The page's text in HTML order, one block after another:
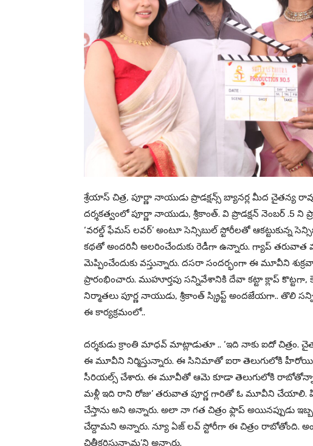
శ్రేయాస్ చిత్ర, పూర్ణా నాయుడు ప్రొడక్షన్స్ బ్యానర్ల మీద
దర్శకత్వంలో పూర్ణా నాయుడు, శ్రీకాంత్. వి ప్రొడక్షన్ నెంబర్ .5 ని
‘వరల్డ్ ఫేమస్ లవర్’ అంటూ సెన్సిబుల్ స్టోరీలతో ఆకట్టుకున్న
కథతో అందరినీ అలరించేందుకు రెడీగా ఉన్నారు. గ్యాప్ తరువాత
మెప్పించేందుకు వస్తున్నారు. దసరా సందర్భంగా ఈ మూవీని
ప్రారంభించారు. ముహూర్తపు సన్నివేశానికి దేవా కట్టా క్లాప్
నిర్మాతలు పూర్ణ నాయుడు, శ్రీకాంత్ స్క్రిప్ట్ అందజేయగా.. తొలి
ఈ కార్యక్రమంలో..
దర్శకుడు క్రాంతి మాధవ్ మాట్లాడుతూ .. ‘ఇది నాకు ఐదో చిత్రం.
ఈ మూవీని నిర్మిస్తున్నారు. ఈ సినిమాతో ఐరా తెలుగులోకి
సీరియల్స్‌ చేశారు. ఈ మూవీతో ఆమె కూడా తెలుగులోకి
మళ్లీ ఇది రాని రోజు’ తరువాత పూర్ణ గారితో ఓ మూవీని చేయాలి.
చేస్తాను అని అన్నారు. అలా నా గత చిత్రం ఫ్లాప్ అయినప్పుడు
చేద్దామని అన్నారు. న్యూ ఏజ్ లవ్ స్టోరీగా ఈ చిత్రం
చిత్రీకరిస్తున్నామ’ని అన్నారు.